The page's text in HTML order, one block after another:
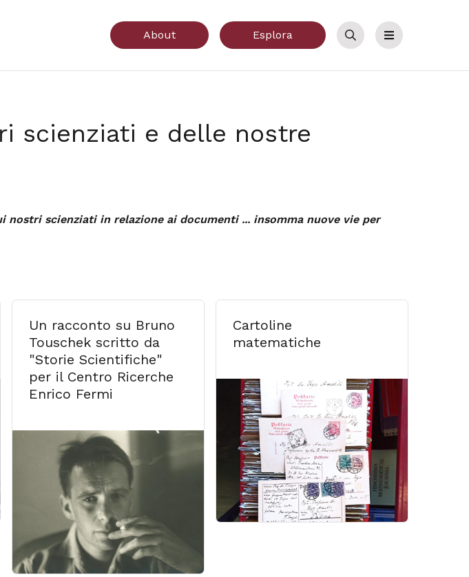
About Esplora
Cerca Menu
scienziati e delle nostre
scienziati in relazione ai documenti ... insomma nuove vie per
Un racconto su Bruno
Touschek scritto da
"Storie Scientifiche"
per il Centro Ricerche
Enrico Fermi
Cartoline
matematiche